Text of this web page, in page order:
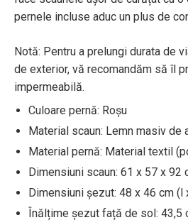
pernele incluse aduc un plus de
Notă: Pentru a prelungi durata de
de exterior, vă recomandăm să îl
impermeabilă.
Culoare pernă: Roșu
Material scaun: Lemn masiv de
Material pernă: Material textil
Dimensiuni scaun: 61 x 57 x 92
Dimensiuni șezut: 48 x 46 cm (l
Înălțime șezut față de sol: 43,5